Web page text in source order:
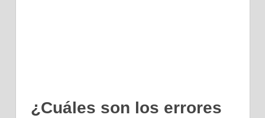
¿Cuáles son los errores